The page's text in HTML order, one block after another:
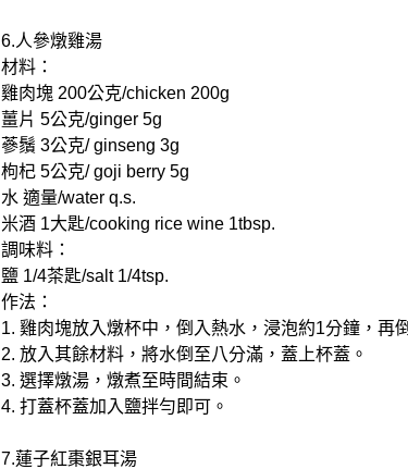
6.人參燉雞湯
材料：
雞肉塊 200公克/chicken 200g
薑片 5公克/ginger 5g
蔘鬚 3公克/ ginseng 3g
枸杞 5公克/ goji berry 5g
水 適量/water q.s.
米酒 1大匙/cooking rice wine 1tbsp.
調味料：
鹽 1/4茶匙/salt 1/4tsp.
作法：
1. 雞肉塊放入燉杯中，倒入熱水，浸泡約1分鐘，再
2. 放入其餘材料，將水倒至八分滿，蓋上杯蓋。
3. 選擇燉湯，燉煮至時間結束。
4. 打蓋杯蓋加入鹽拌勻即可。
7.蓮子紅棗銀耳湯